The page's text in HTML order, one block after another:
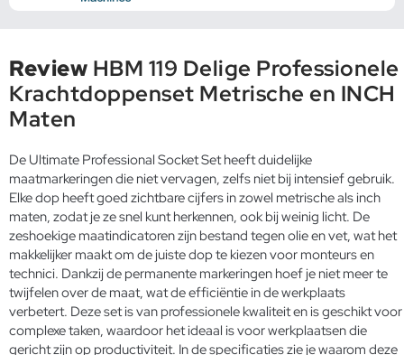
Review HBM 119 Delige Professionele
Krachtdoppenset Metrische en INCH
Maten
De Ultimate Professional Socket Set heeft duidelijke
maatmarkeringen die niet vervagen, zelfs niet bij intensief gebruik.
Elke dop heeft goed zichtbare cijfers in zowel metrische als inch
maten, zodat je ze snel kunt herkennen, ook bij weinig licht. De
zeshoekige maatindicatoren zijn bestand tegen olie en vet, wat het
makkelijker maakt om de juiste dop te kiezen voor monteurs en
technici. Dankzij de permanente markeringen hoef je niet meer te
twijfelen over de maat, wat de efficiëntie in de werkplaats
verbetert. Deze set is van professionele kwaliteit en is geschikt voor
complexe taken, waardoor het ideaal is voor werkplaatsen die
gericht zijn op productiviteit. In de specificaties zie je waarom deze